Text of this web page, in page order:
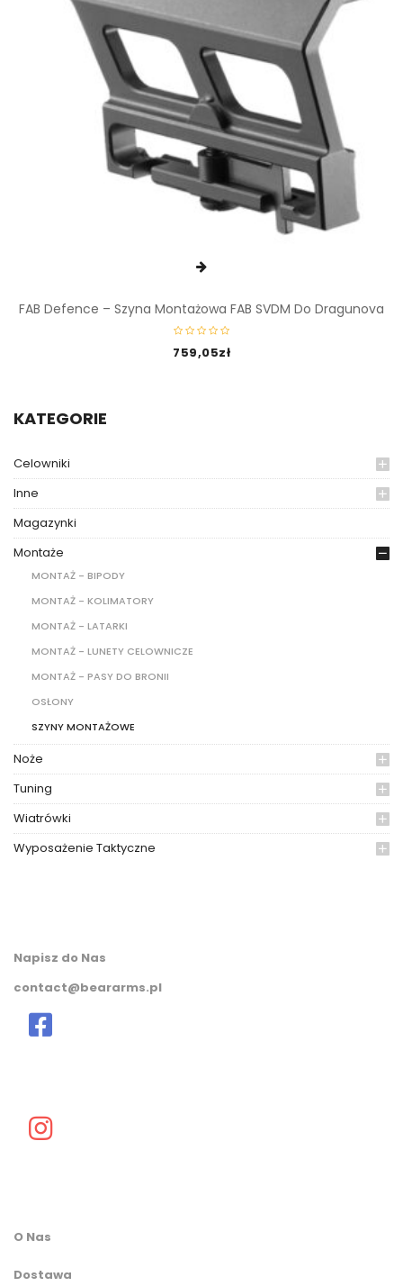
KATEGORIE
Celowniki
Inne
Magazynki
Montaże
MONTAŻ - BIPODY
MONTAŻ - KOLIMATORY
MONTAŻ - LATARKI
MONTAŻ - LUNETY CELOWNICZE
MONTAŻ - PASY DO BRONII
OSŁONY
SZYNY MONTAŻOWE
Noże
Tuning
Wiatrówki
Wyposażenie Taktyczne
FAB Defence – Szyna Montażowa FAB SVDM Do Dragunova
759,05zł
Napisz do Nas
contact@beararms.pl
O Nas
Dostawa